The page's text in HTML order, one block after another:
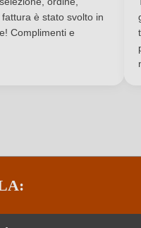
è stato svolto in
Complimenti e